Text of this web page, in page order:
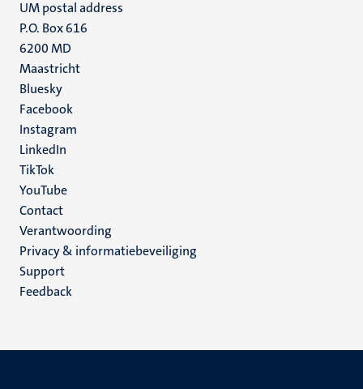
UM postal address
P.O. Box 616
6200 MD
Maastricht
Social
media
Bluesky
Facebook
Instagram
LinkedIn
TikTok
YouTube
Menu
footer
(NL)
Contact
Verantwoording
Privacy & informatiebeveiliging
Support
Feedback